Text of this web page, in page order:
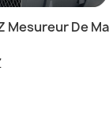
Mesureur De